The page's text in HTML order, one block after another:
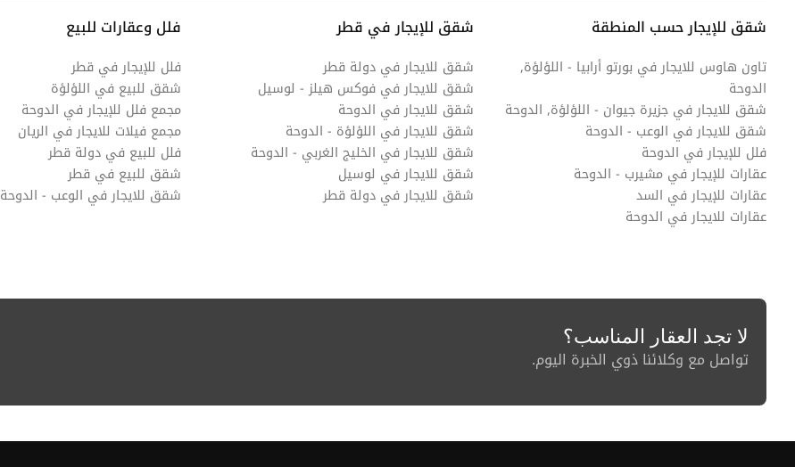
شقق للإيجار حسب المنطقة
تاون هاوس للايجار في بورتو أرابيا - اللؤلؤة,
الدوحة
شقق للايجار في جزيرة جيوان - اللؤلؤة, الدوحة
شقق للايجار في الوعب - الدوحة
فلل للإيجار في الدوحة
عقارات للإيجار في مشيرب - الدوحة
عقارات للإيجار في السد
عقارات للايجار في الدوحة
شقق للإيجار في قطر
شقق للايجار في دولة قطر
شقق للايجار في فوكس هيلز - لوسيل
شقق للايجار في الدوحة
شقق للايجار في اللؤلؤة - الدوحة
شقق للايجار في الخليج الغربي - الدوحة
شقق للايجار في لوسيل
شقق للايجار في دولة قطر
فلل وعقارات للبيع
فلل للإيجار في قطر
شقق للبيع في اللؤلؤة
مجمع فلل للإيجار في الدوحة
مجمع فيلات للايجار في الريان
فلل للبيع في دولة قطر
شقق للبيع في قطر
شقق للايجار في الوعب - الدوحة
لا تجد العقار المناسب؟
تواصل مع وكلائنا ذوي الخبرة اليوم.